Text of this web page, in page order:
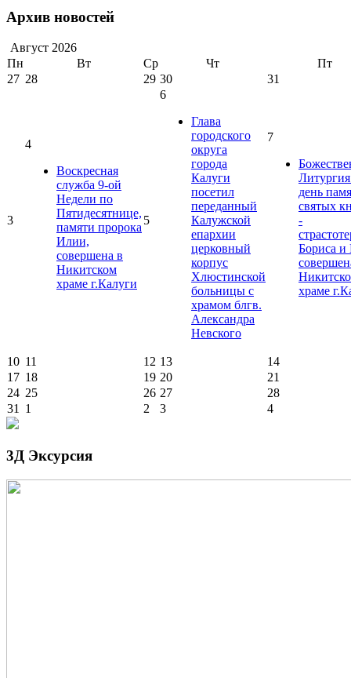
Архив новостей
Август 2026
Пн
Вт Ср Чт
Пт
27 28 29 30 31
3
4
Воскресная
служба 9-ой
Недели по
Пятидесятнице,
памяти пророка
Илии,
совершена в
Никитском
храме г.Калуги
5
6
Глава
городского
округа
города
Калуги
посетил
переданный
Калужской
епархии
церковный
корпус
Хлюстинской
больницы с
храмом блгв.
Александра
Невского
7
день
святых
-
Бориса и
храме
10 11 12 13
14
17 18 19 20
21
24 25 26 27
28
31
1 2 3 4
3Д Эксурсия